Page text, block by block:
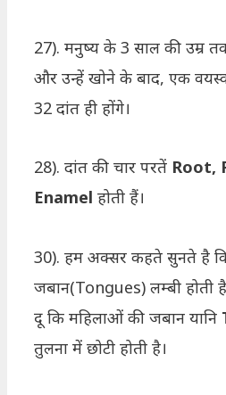
27). मनुष्य के 3 साल की उम्र
और उन्हें खोने के बाद, एक
32 दांत ही होंगे।
28). दांत की चार परतें Root,
Enamel होती हैं।
30). हम अक्सर कहते सुनते है
जबान(Tongues) लम्बी
दू कि महिलाओं की जबान यानि
तुलना में छोटी होती है।